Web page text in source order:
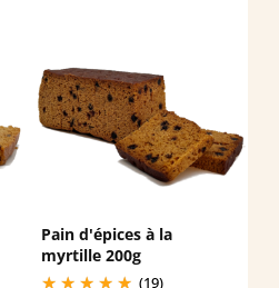
Pain d'épices à la
myrtille 200g
(19)